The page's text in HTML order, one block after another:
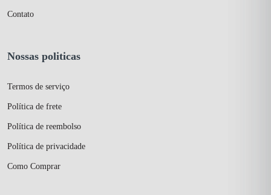
Contato
Nossas politicas
Termos de serviço
Política de frete
Política de reembolso
Política de privacidade
Como Comprar